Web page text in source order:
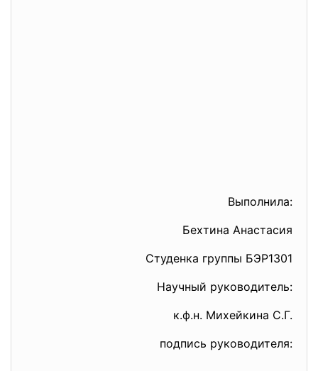
Выполнила:
Бехтина Анастасия
Студенка группы БЭР1301
Научный руководитель:
к.ф.н. Михейкина С.Г.
подпись руководителя: